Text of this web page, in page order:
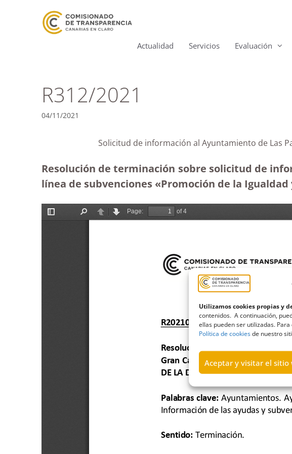
Utilizamos cookies propias y
contenidos. A continuación,
ellas pueden ser utilizadas.
Política de cookiesde nuestro
Aceptar y visitar el sitio
Actualidad Servicios Evaluación
R312/2021
04/11/2021
Solicitud de información al Ayuntamiento de Las
Resolución de terminación sobre solicitud de
línea de subvenciones «Promoción de la Igualdad